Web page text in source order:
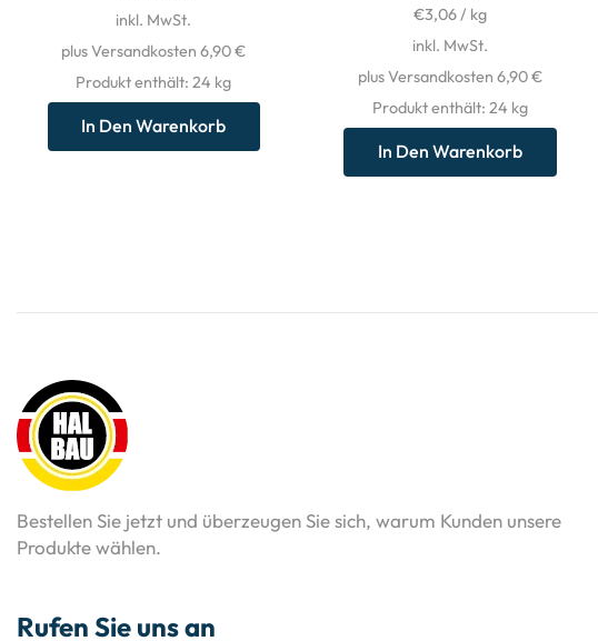
inkl. MwSt.
plus Versandkosten 6,90 €
Produkt enthält: 24 kg
In Den Warenkorb
€3,06/ kg
inkl. MwSt.
plus Versandkosten 6,90 €
Produkt enthält: 24 kg
In Den Warenkorb
Bestellen Sie jetzt und überzeugen Sie sich, warum Kunden unsere
Produkte wählen.
Rufen Sie uns an